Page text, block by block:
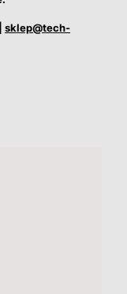
sklep@tech-